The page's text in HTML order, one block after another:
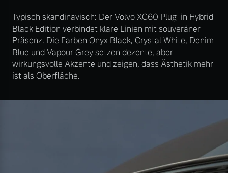
Typisch skandinavisch: Der Volvo XC60 Plug-in Hybrid
Black Edition verbindet klare Linien mit souveräner
Präsenz. Die Farben Onyx Black, Crystal White, Denim
Blue und Vapour Grey setzen dezente, aber
wirkungsvolle Akzente und zeigen, dass Ästhetik mehr
ist als Oberfläche.